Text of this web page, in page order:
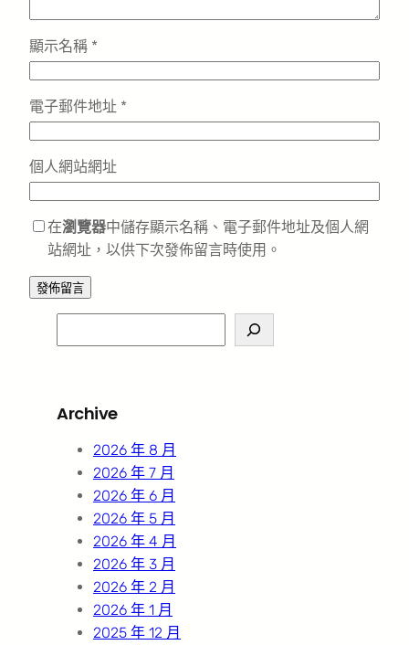
顯示名稱 *
電子郵件地址 *
個人網站網址
在瀏覽器中儲存顯示名稱、電子郵件地址及個人網
站網址，以供下次發佈留言時使用。
e
c
Archive
2026 年 8 月
2026 年 7 月
2026 年 6 月
2026 年 5 月
2026 年 4 月
2026 年 3 月
2026 年 2 月
2026 年 1 月
2025 年 12 月